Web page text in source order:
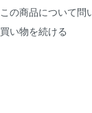
この商品について問
買い物を続ける